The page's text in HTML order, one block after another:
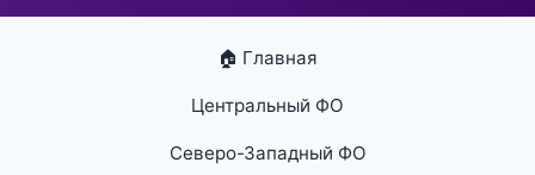
🏠 Главная
Центральный ФО
Северо-Западный ФО